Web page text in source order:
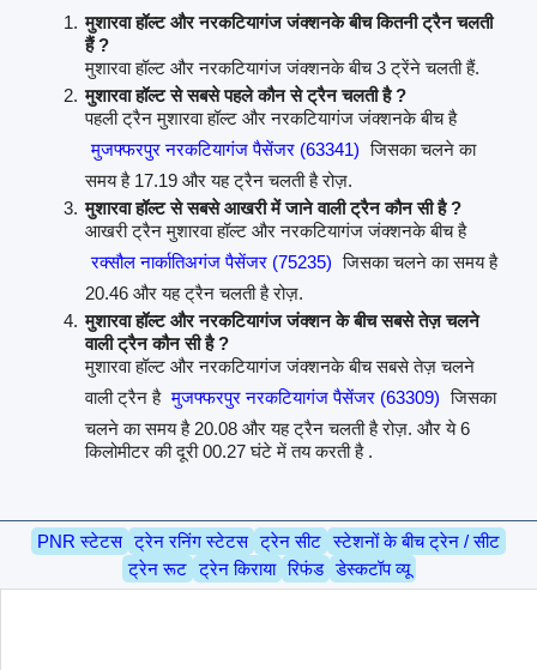
मुशारवा हॉल्ट और नरकटियागंज जंक्शनके बीच कितनी ट्रैन चलती
हैं ?
मुशारवा हॉल्ट और नरकटियागंज जंक्शनके बीच 3 ट्रेंने चलती हैं.
मुशारवा हॉल्ट से सबसे पहले कौन से ट्रैन चलती है ?
पहली ट्रैन मुशारवा हॉल्ट और नरकटियागंज जंक्शनके बीच है
मुजफ्फरपुर नरकटियागंज पैसेंजर (63341) जिसका चलने का
समय है 17.19 और यह ट्रैन चलती है रोज़.
मुशारवा हॉल्ट से सबसे आखरी में जाने वाली ट्रैन कौन सी है ?
आखरी ट्रैन मुशारवा हॉल्ट और नरकटियागंज जंक्शनके बीच है
रक्सौल नार्कातिअगंज पैसेंजर (75235) जिसका चलने का समय है
20.46 और यह ट्रैन चलती है रोज़.
मुशारवा हॉल्ट और नरकटियागंज जंक्शन के बीच सबसे तेज़ चलने
वाली ट्रैन कौन सी है ?
मुशारवा हॉल्ट और नरकटियागंज जंक्शनके बीच सबसे तेज़ चलने
वाली ट्रैन है मुजफ्फरपुर नरकटियागंज पैसेंजर (63309) जिसका
चलने का समय है 20.08 और यह ट्रैन चलती है रोज़. और ये 6
किलोमीटर की दूरी 00.27 घंटे में तय करती है .
PNR स्टेटस ट्रेन रनिंग स्टेटस ट्रेन सीट स्टेशनों के बीच ट्रेन / सीट
ट्रेन रूट ट्रेन किराया रिफंड डेस्कटॉप व्यू